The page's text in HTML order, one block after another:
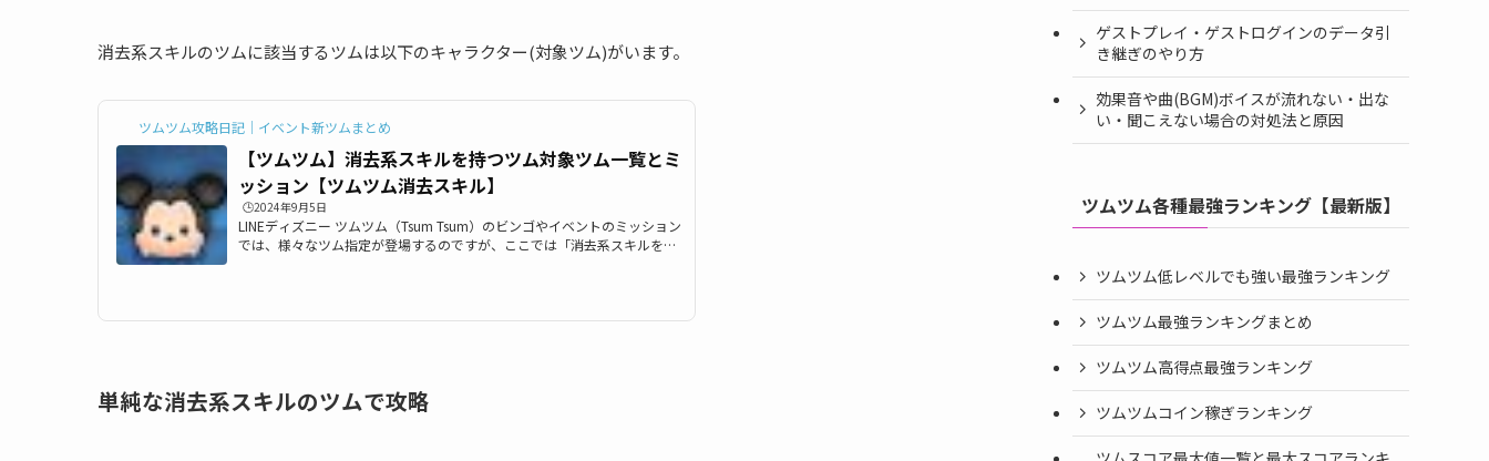
消去系スキルのツムに該当するツムは以下のキャラクター(対象ツム)がいます。
ツムツム攻略日記｜イベント新ツムまとめ
【ツムツム】消去系スキルを持つツム対象ツム一覧とミ
ッション【ツムツム消去スキル】
🕒️2024年9月5日
LINEディズニー ツムツム（Tsum Tsum）のビンゴやイベントのミッション
では、様々なツム指定が登場するのですが、ここでは「消去系スキルを持
ター一覧消去系スキルを持つツムに該当するツムは以下のキャラクターが
単純な消去系スキルのツムで攻略
ゲストプレイ・ゲストログインのデータ引
き継ぎのやり方
効果音や曲(BGM)ボイスが流れない・出な
い・聞こえない場合の対処法と原因
ツムツム各種最強ランキング【最新版】
ツムツム低レベルでも強い最強ランキング
ツムツム最強ランキングまとめ
ツムツム高得点最強ランキング
ツムツムコイン稼ぎランキング